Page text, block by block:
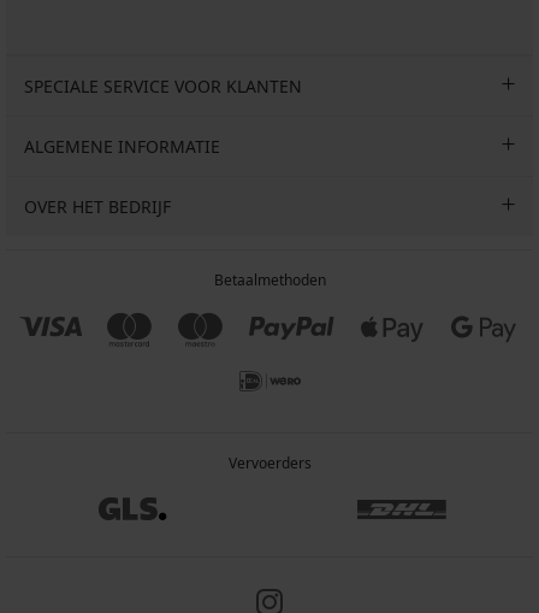
SPECIALE SERVICE VOOR KLANTEN
ALGEMENE INFORMATIE
OVER HET BEDRIJF
Betaalmethoden
Vervoerders